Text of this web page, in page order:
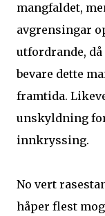
mangfaldet,
avgrensingar
utfordrande,
bevare dette
framtida.
unskyldning
innkryssing.
No vert
håper flest